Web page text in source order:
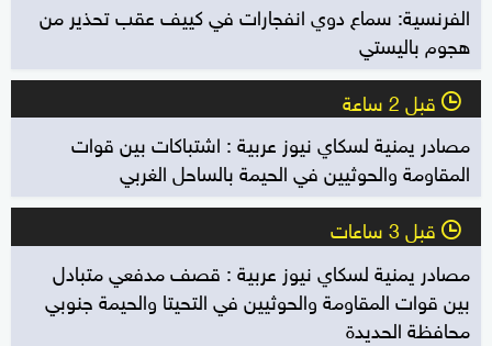
الفرنسية: سماع دوي انفجارات في كييف عقب تحذير من
هجوم باليستي
l قبل 2 ساعة
مصادر يمنية لسكاي نيوز عربية : اشتباكات بين قوات
المقاومة والحوثيين في الحيمة بالساحل الغربي
l قبل 3 ساعات
مصادر يمنية لسكاي نيوز عربية : قصف مدفعي متبادل
بين قوات المقاومة والحوثيين في التحيتا والحيمة جنوبي
محافظة الحديدة